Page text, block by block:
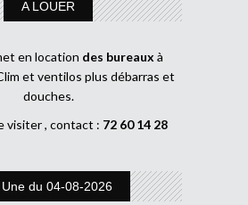
A LOUER
en location des bureaux à
et ventilos plus débarras et
douches.
visiter , contact : 72 60 14 28
Une du 04-08-2026